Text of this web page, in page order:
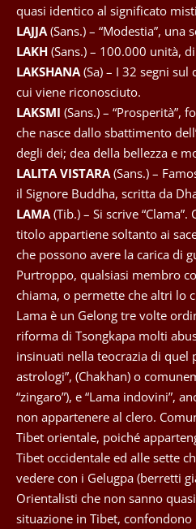
quasi identico al significato
LAJJA (Sans.) – “Modestia”,
LAKH (Sans.) – 100.000 unità,
LAKSHANA (Sa) – I 32 segni
cui viene riconosciuto.
LAKSMI (Sans.) – “Prosperità”,
che nasce dallo sbattimento
degli dei; dea della bellezza e
LALITA VISTARA (Sans.) –
il Signore Buddha, scritta da
LAMA (Tib.) – Si scrive
titolo appartiene soltanto ai
che possono avere la carica di
Purtroppo, qualsiasi membro
chiama, o permette che altri lo
Lama è un Gelong tre volte
riforma di Tsongkapa molti
insinuati nella teocrazia di quel
astrologi”, (Chakhan) o
“zingaro”), e “Lama indovini”,
non appartenere al clero.
Tibet orientale, poiché
Tibet occidentale ed alle sette
vedere con i Gelugpa (berretti
Orientalisti che non sanno
situazione in Tibet, confondono